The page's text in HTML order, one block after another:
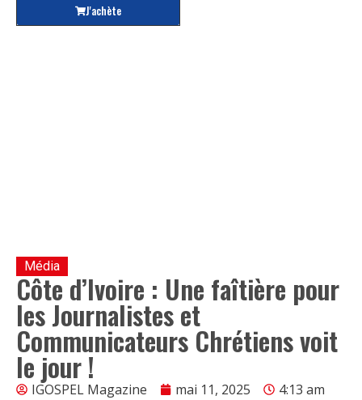
J'achète
Média
Côte d’Ivoire : Une faîtière pour
les Journalistes et
Communicateurs Chrétiens voit
le jour !
IGOSPEL Magazine mai 11, 2025 4:13 am